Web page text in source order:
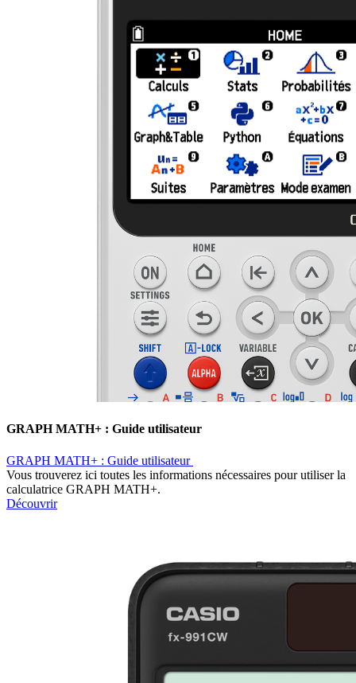
GRAPH MATH+ : Guide utilisateur ​
GRAPH MATH+ : Guide utilisateur ​
Vous trouverez ici toutes les informations nécessaires pour utiliser la
calculatrice GRAPH MATH+.
Découvrir